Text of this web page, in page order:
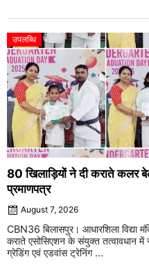
उपलब्धि
80 खिलाड़ियों ने दी कराते कलर
प्रमाणपत्र
August 7, 2026
CBN36 बिलासपुर। आधारशिला विद्या
कराते एसोसिएशन के संयुक्त तत्वावधान
ग्रेडिंग एवं एडवांस ट्रेनिंग ...